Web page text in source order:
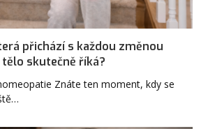
přichází s každou změnou
skutečně říká?
Znáte ten moment, kdy se